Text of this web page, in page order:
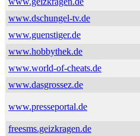
www.dschungel-tv.de
www.guenstiger.de
www.hobbythek.de
www.world-of-cheats.de
www.dasgrossez.de
www.presseportal.de
freesms.geizkragen.de